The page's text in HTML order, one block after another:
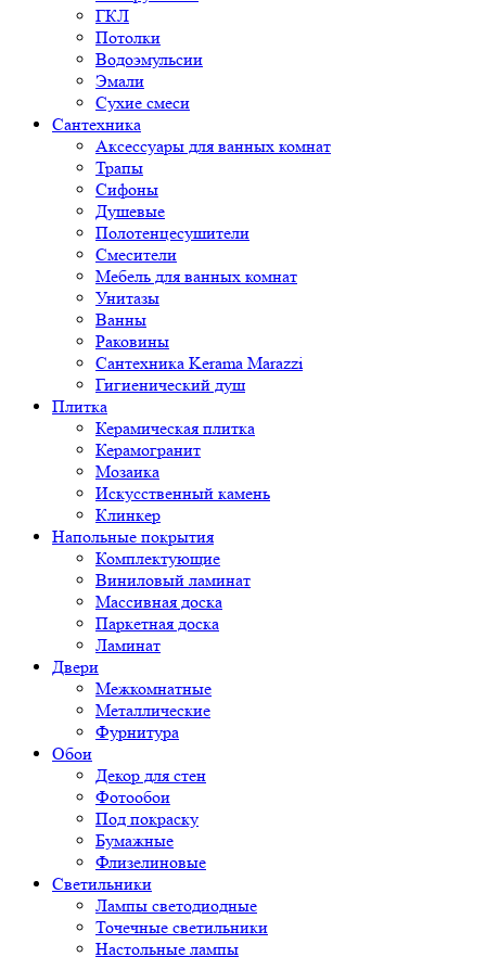
ГКЛ
Потолки
Водоэмульсии
Эмали
Сухие смеси
Сантехника
Аксессуары для ванных комнат
Трапы
Сифоны
Душевые
Полотенцесушители
Смесители
Мебель для ванных комнат
Унитазы
Ванны
Раковины
Сантехника Kerama Marazzi
Гигиенический душ
Плитка
Керамическая плитка
Керамогранит
Мозаика
Искусственный камень
Клинкер
Напольные покрытия
Комплектующие
Виниловый ламинат
Массивная доска
Паркетная доска
Ламинат
Двери
Межкомнатные
Металлические
Фурнитура
Обои
Декор для стен
Фотообои
Под покраску
Бумажные
Флизелиновые
Светильники
Лампы светодиодные
Точечные светильники
Настольные лампы